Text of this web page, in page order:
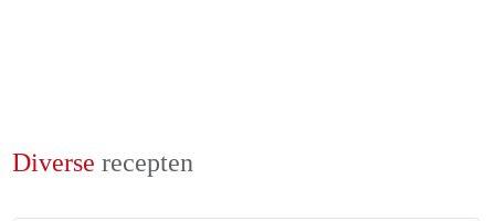
Diverse recepten